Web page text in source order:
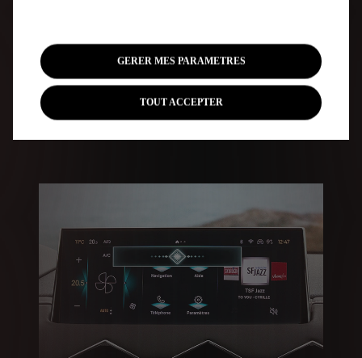
GERER MES PARAMETRES
TOUT ACCEPTER